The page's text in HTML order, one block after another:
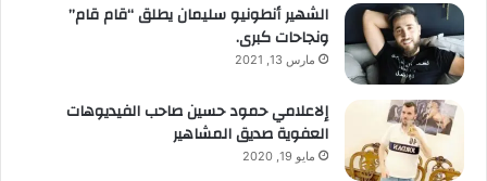
الشهير أنطونيو سليمان يطلق “قام قام”
ونجاحات كبرى.
مارس 13, 2021
إلاعلامي حمود حسين صاحب الفيديوهات
العفوية صديق المشاهير
مايو 19, 2020